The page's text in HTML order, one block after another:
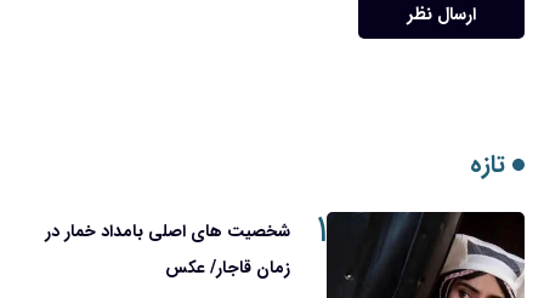
ارسال نظر
تازه
۱
شخصیت های اصلی بامداد خمار در
زمان قاجار/ عکس